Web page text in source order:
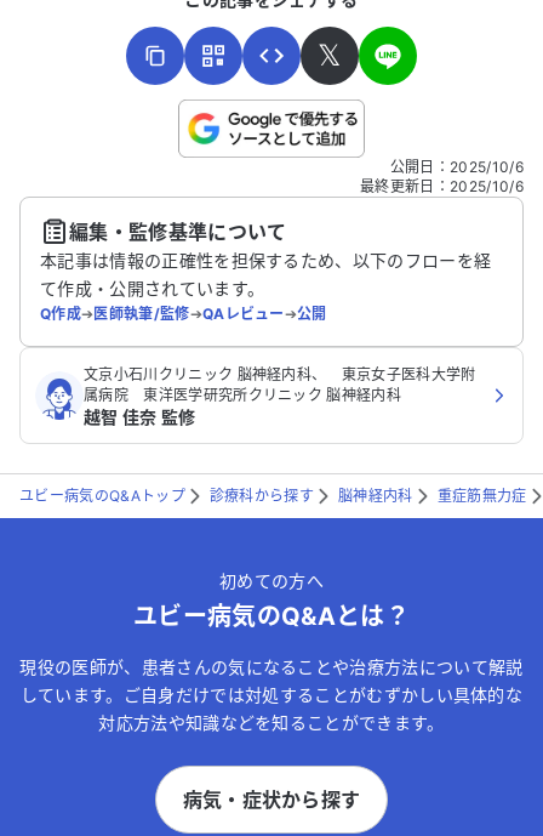
ぼやけたり二重になることがあります。ど
のように対処すれば良いか、アドバイスを
いただけると助かります。
こちらは送信専用のフォームです。氏名やご自身の病気の詳細な
送信する
𝕏
公開日 ： 2025/10/6
最終更新日 ： 2025/10/6
編集・監修基準について
本記事は情報の正確性を担保するため、以下のフローを経
て作成・公開されています。
Q作成➔医師執筆/監修➔QAレビュー➔公開
文京小石川クリニック 脳神経内科、 東京女子医科大学附
属病院 東洋医学研究所クリニック 脳神経内科
越智 佳奈 監修
ユビー病気のQ&Aトップ 診療科から探す 脳神経内科 重症筋無力症
初めての方へ
ユビー病気のQ&Aとは？
現役の医師が、患者さんの気になることや治療方法について解説
しています。ご自身だけでは対処することがむずかしい具体的な
対応方法や知識などを知ることができます。
病気・症状から探す